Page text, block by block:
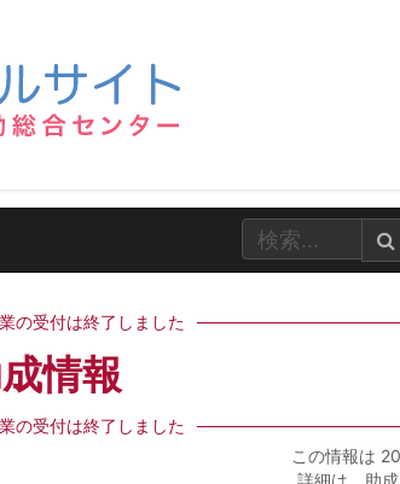
の受付は終了しました
情報
の受付は終了しました
この情報は
詳細は、助